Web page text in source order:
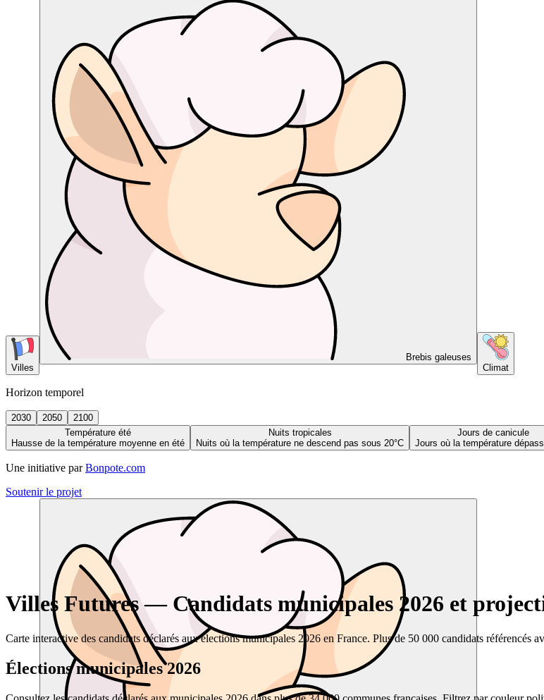
Villes
Brebis galeuses
Climat
Horizon temporel
2030 2050
2100
Température été
Hausse de la température moyenne en été
Nuits tropicales
Nuits où la température ne descend pas sous 20°C
Jours de canicule
Jours où la température
Une initiative par Bonpote.com
Soutenir le projet
Villes Futures — Candidats municipales 2026 et
Carte interactive des candidats déclarés aux élections municipales 2026 en France. Plus de 50 000 candidats référencés
Élections municipales 2026